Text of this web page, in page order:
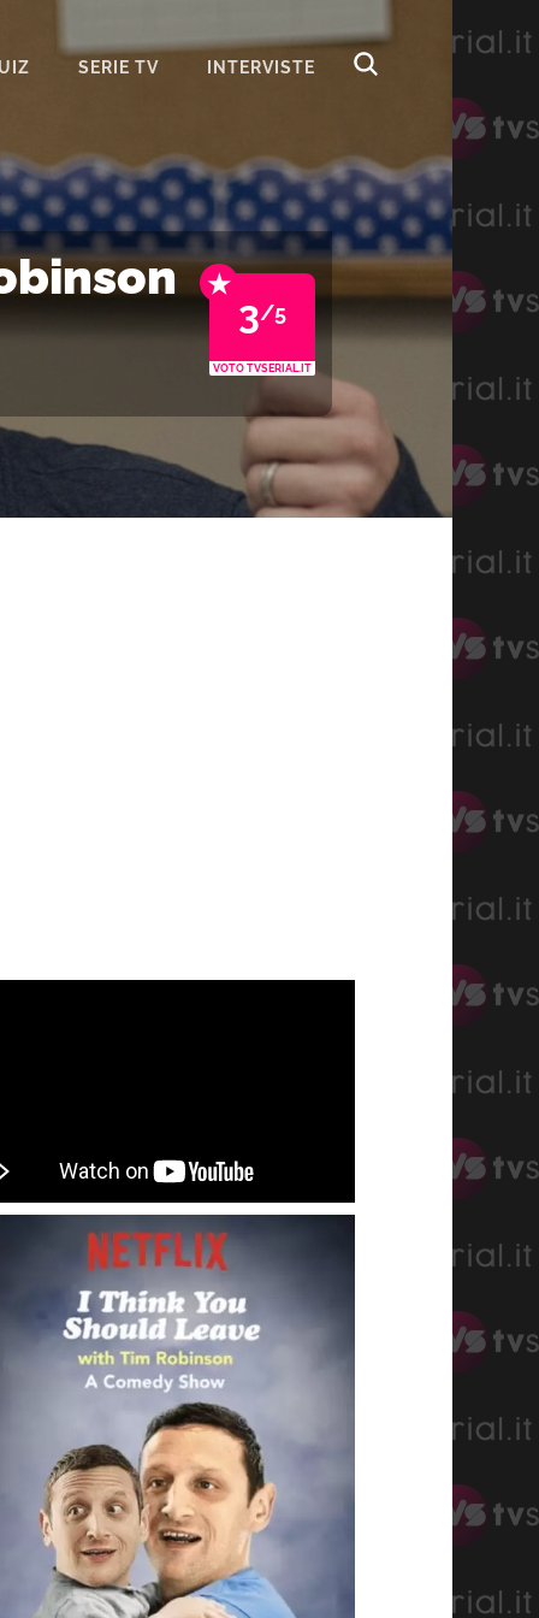
SERIE TV INTERVISTE
★
3/5
VOTO TVSERIAL.IT